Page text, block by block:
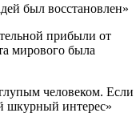
был восстановлен»
прибыли от
мирового была
человеком. Если
шкурный интерес»